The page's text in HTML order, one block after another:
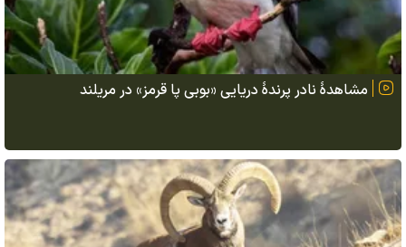
مشاهدهٔ نادر پرندهٔ دریایی «بوبی پا قرمز» در مریلند